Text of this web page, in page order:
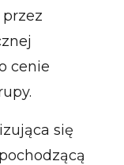
cenie
się